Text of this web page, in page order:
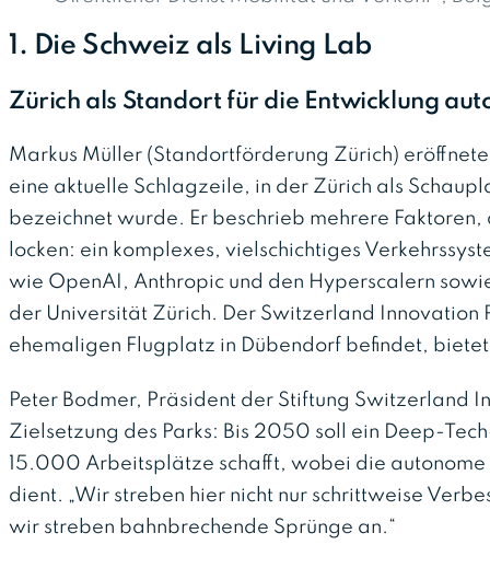
1. Die Schweiz als Living Lab
Zürich als Standort für die Entwicklung
Markus Müller (Standortförderung Zürich)
eine aktuelle Schlagzeile, in der Zürich als
bezeichnet wurde. Er beschrieb mehrere
locken: ein komplexes, vielschichtiges
wie OpenAI, Anthropic und den Hyperscalern
der Universität Zürich. Der Switzerland Innovation
ehemaligen Flugplatz in Dübendorf befindet,
Peter Bodmer, Präsident der Stiftung Switzerland
Zielsetzung des Parks: Bis 2050 soll ein Deep-
15.000 Arbeitsplätze schafft, wobei die
dient. „Wir streben hier nicht nur schrittweise
wir streben bahnbrechende Sprünge an.“